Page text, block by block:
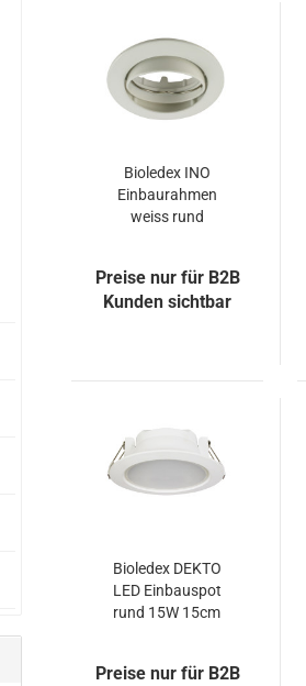
Bioledex INO
Einbaurahmen
weiss rund
Preise nur für B2B
Kunden sichtbar
Bioledex DEKTO
LED Einbauspot
rund 15W 15cm
Preise nur für B2B